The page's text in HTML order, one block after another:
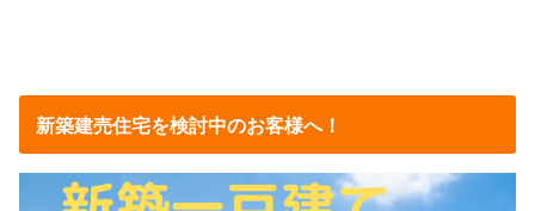
新築建売住宅を検討中のお客様へ！